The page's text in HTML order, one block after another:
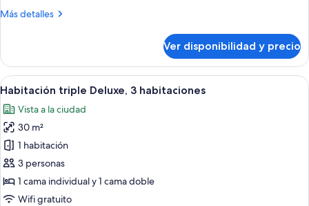
cama
2
individuales
Más detalles
Más
estándar
con
1
doble
o
2
individuales
Ver disponibilidad y precio
Ver
todas
las
fotos
de
Habitación
triple
Deluxe,
Habitación de hotel con tres camas
4
Habitación triple Deluxe, 3 habitaciones
Vista a la ciudad
30 m²
1 habitación
3 personas
1 cama individual y 1 cama doble
Wifi gratuito